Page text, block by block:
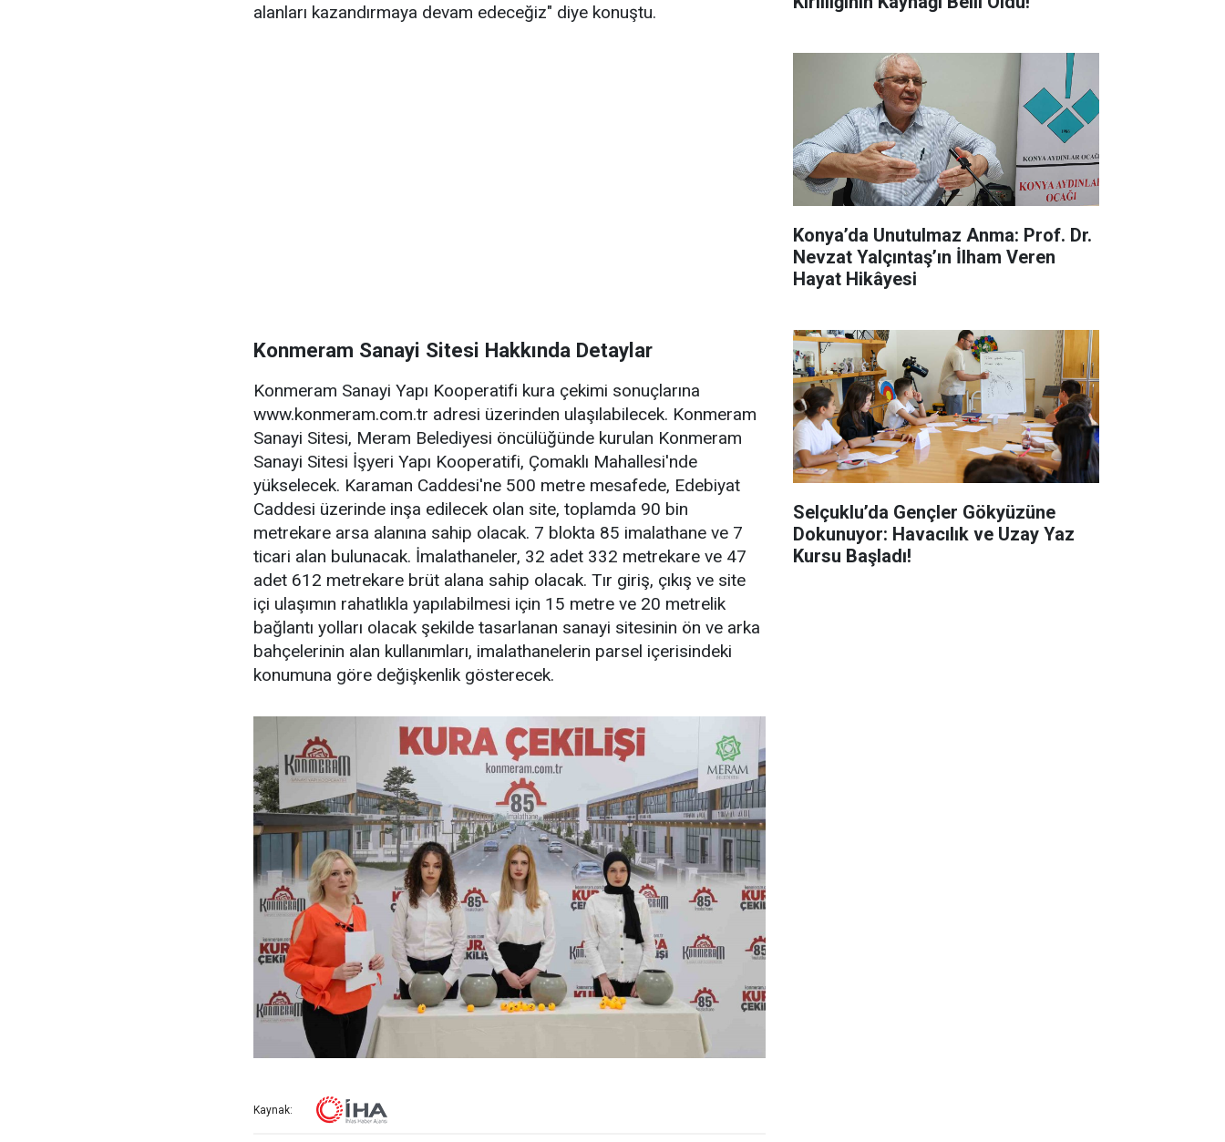
alanları kazandırmaya devam edeceğiz" diye konuştu.
Konmeram Sanayi Sitesi Hakkında Detaylar
Konmeram Sanayi Yapı Kooperatifi kura çekimi sonuçlarına
www.konmeram.com.tr adresi üzerinden ulaşılabilecek. Konmeram
Sanayi Sitesi, Meram Belediyesi öncülüğünde kurulan Konmeram
Sanayi Sitesi İşyeri Yapı Kooperatifi, Çomaklı Mahallesi'nde
yükselecek. Karaman Caddesi'ne 500 metre mesafede, Edebiyat
Caddesi üzerinde inşa edilecek olan site, toplamda 90 bin
metrekare arsa alanına sahip olacak. 7 blokta 85 imalathane ve 7
ticari alan bulunacak. İmalathaneler, 32 adet 332 metrekare ve 47
adet 612 metrekare brüt alana sahip olacak. Tır giriş, çıkış ve site
içi ulaşımın rahatlıkla yapılabilmesi için 15 metre ve 20 metrelik
bağlantı yolları olacak şekilde tasarlanan sanayi sitesinin ön ve arka
bahçelerinin alan kullanımları, imalathanelerin parsel içerisindeki
konumuna göre değişkenlik gösterecek.
Kaynak:
Konya’da Unutulmaz Anma: Prof. Dr.
Nevzat Yalçıntaş’ın İlham Veren
Hayat Hikâyesi
Selçuklu’da Gençler Gökyüzüne
Dokunuyor: Havacılık ve Uzay Yaz
Kursu Başladı!